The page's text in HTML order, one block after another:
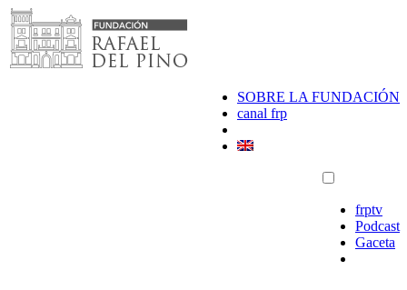
Saltar
al
contenido
SOBRE LA FUNDACIÓN
canal frp
frptv
Podcast
Gaceta